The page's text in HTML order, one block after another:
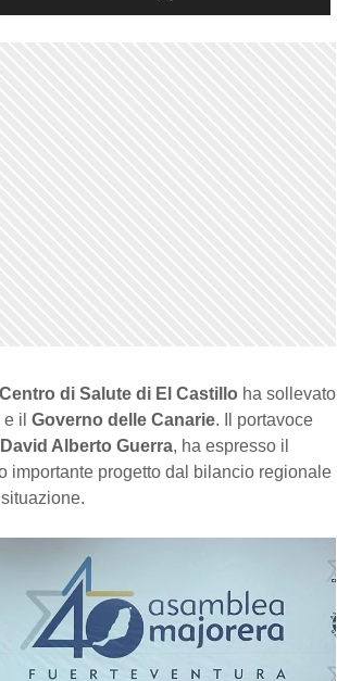
Centro di Salute di El Castillo ha sollevato
il Governo delle Canarie. Il portavoce
David Alberto Guerra, ha espresso il
importante progetto dal bilancio regionale